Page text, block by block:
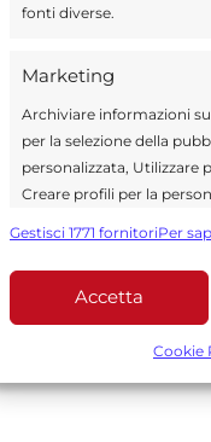
fonti diverse.
Marketing
Archiviare informazioni
per la selezione della
personalizzata, Utilizzare
Creare profili per la
Utilizzare dati limitati per
Funzionalità
Abbinare e combinare
Gestisci 1771 fornitoriPer
Accetta
Cookie
sul nostro sito
o uno
Ecco le
E BENESSERE